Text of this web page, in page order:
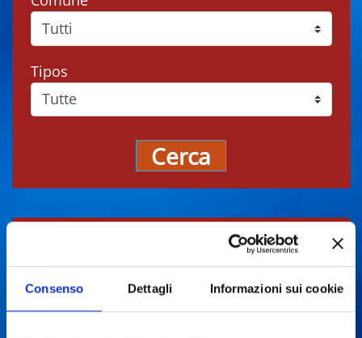
Consenso Dettagli Informazioni sui cookie
Tipos
Cerca
Gli eventi potrebbero subire variazioni,
contattare sempre gli organizzatori prima di